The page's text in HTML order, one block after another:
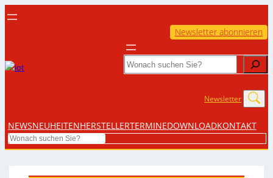
Newsletter abonnieren
Search
Newsletter
NEWSNEUHEITENHERSTELLERTERMINEDOWNLOADKONTAKT
Search